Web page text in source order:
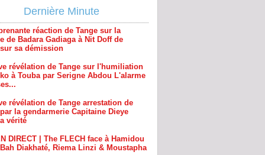
Dernière Minute
de Badara Gadiaga à Nit Doff de
sa démission
révélation de Tange sur l'humiliation
à Touba par Serigne Abdou L'alarme
révélation de Tange arrestation de
la gendarmerie Capitaine Dieye
vérité
DIRECT | The FLECH face à Hamidou
Diakhaté, Riema Linzi & Moustapha
en prison-audition Ndiaga Seck-
Diéye réagit-Nit Dof en colére-Ngoné